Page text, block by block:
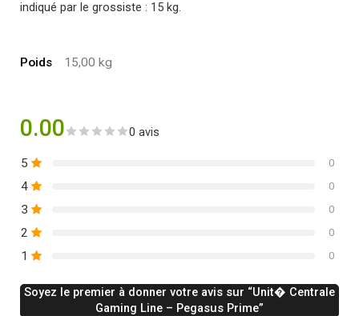
indiqué par le grossiste : 15 kg.
Poids 15,00 kg
0.00 0 avis
5 0
4 0
3 0
2 0
1 0
Soyez le premier à donner votre avis sur “Unit� Centrale
Gaming Line – Pegasus Prime”